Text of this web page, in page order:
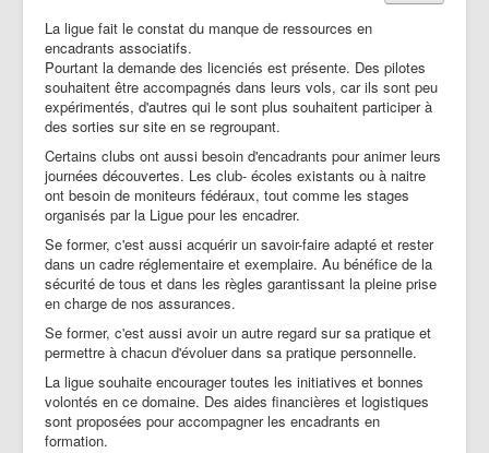
La ligue fait le constat du manque de ressources en
encadrants associatifs.
Pourtant la demande des licenciés est présente. Des pilotes
souhaitent être accompagnés dans leurs vols, car ils sont peu
expérimentés, d'autres qui le sont plus souhaitent participer à
des sorties sur site en se regroupant.
Certains clubs ont aussi besoin d'encadrants pour animer leurs
journées découvertes. Les club- écoles existants ou à naitre
ont besoin de moniteurs fédéraux, tout comme les stages
organisés par la Ligue pour les encadrer.
Se former, c'est aussi acquérir un savoir-faire adapté et rester
dans un cadre réglementaire et exemplaire. Au bénéfice de la
sécurité de tous et dans les règles garantissant la pleine prise
en charge de nos assurances.
Se former, c'est aussi avoir un autre regard sur sa pratique et
permettre à chacun d'évoluer dans sa pratique personnelle.
La ligue souhaite encourager toutes les initiatives et bonnes
volontés en ce domaine. Des aides financières et logistiques
sont proposées pour accompagner les encadrants en
formation.